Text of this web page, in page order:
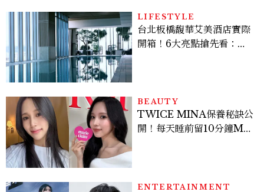
LIFESTYLE
台北板橋馥華艾美酒店實際
開箱！6大亮點搶先看：新
BEAUTY
TWICE MINA保養秘訣公
開！每天睡前留10分鐘ME
ENTERTAINMENT